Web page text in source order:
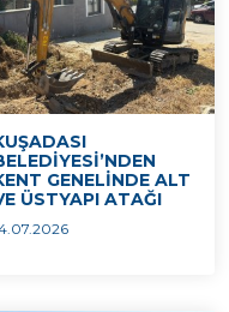
GENELİNDE ALT
ÜSTYAPI ATAĞI